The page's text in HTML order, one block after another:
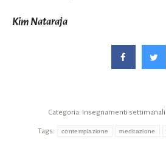
Kim Nataraja
Categoria: Insegnamenti settimanali
Tags: contemplazione meditazione